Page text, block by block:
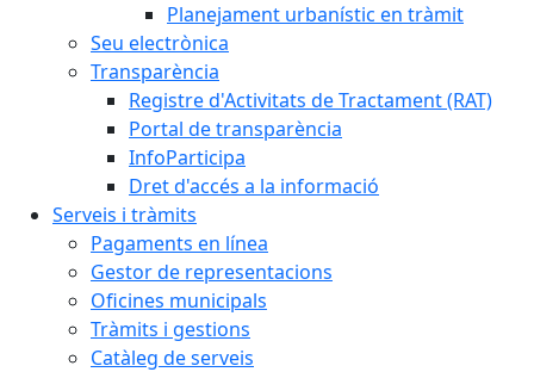
Planejament urbanístic en tràmit
Seu electrònica
Transparència
Registre d'Activitats de Tractament (RAT)
Portal de transparència
InfoParticipa
Dret d'accés a la informació
Serveis i tràmits
Pagaments en línea
Gestor de representacions
Oficines municipals
Tràmits i gestions
Catàleg de serveis